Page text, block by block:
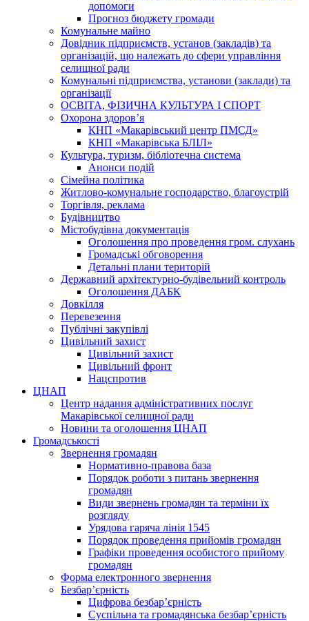
допомоги
Прогноз бюджету громади
Комунальне майно
Довідник підприємств, установ (закладів) та
організацій, що належать до сфери управління
селищної ради
Комунальні підприємства, установи (заклади) та
організації
ОСВІТА, ФІЗИЧНА КУЛЬТУРА І СПОРТ
Охорона здоров’я
КНП «Макарівський центр ПМСД»
КНП «Макарівська БЛІЛ»
Культура, туризм, бібліотечна система
Анонси подій
Сімейна політика
Житлово-комунальне господарство, благоустрій
Торгівля, реклама
Будівництво
Містобудівна документація
Оголошення про проведення гром. слухань
Громадські обговорення
Детальні плани територій
Державний архітектурно-будівельний контроль
Оголошення ДАБК
Довкілля
Перевезення
Публічні закупівлі
Цивільний захист
Цивільний захист
Цивільний фронт
Нацспротив
ЦНАП
Центр надання адміністративних послуг
Макарівської селищної ради
Новини та оголошення ЦНАП
Громадськості
Звернення громадян
Нормативно-правова база
Порядок роботи з питань звернення
громадян
Види звернень громадян та терміни їх
розгляду
Урядова гаряча лінія 1545
Порядок проведення прийомів громадян
Графіки проведення особистого прийому
громадян
Форма електронного звернення
Безбар’єрність
Цифрова безбар’єрність
Суспільна та громадянська безбар’єрність